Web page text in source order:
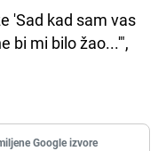
'Sad kad sam vas
bi mi bilo žao...'",
Google izvore